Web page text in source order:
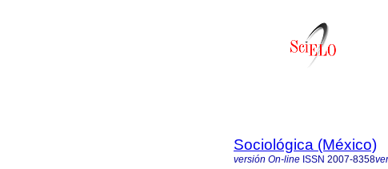
Sociológica (México)
versión On-line ISSN 2007-8358